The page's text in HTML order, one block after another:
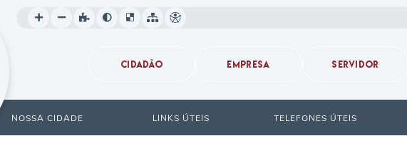
CIDADÃO EMPRESA SERVIDOR
NOSSA CIDADE LINKS ÚTEIS TELEFONES ÚTEIS